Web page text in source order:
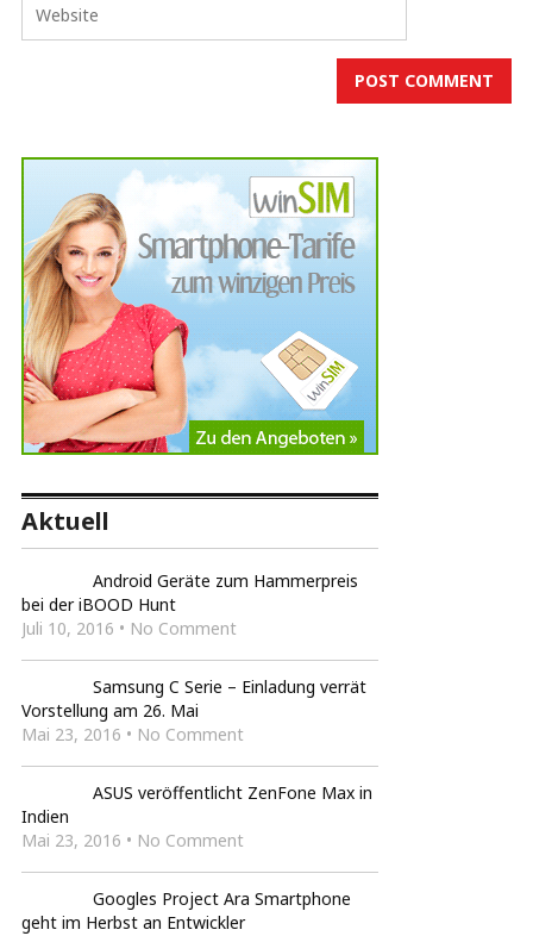
Aktuell
Android Geräte zum Hammerpreis
bei der iBOOD Hunt
Juli 10, 2016 • No Comment
Samsung C Serie – Einladung verrät
Vorstellung am 26. Mai
Mai 23, 2016 • No Comment
ASUS veröffentlicht ZenFone Max in
Indien
Mai 23, 2016 • No Comment
Googles Project Ara Smartphone
geht im Herbst an Entwickler